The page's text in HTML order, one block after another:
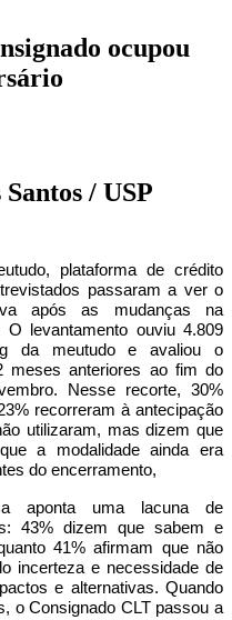
ocupou
/ USP
, plataforma de crédito
passaram a ver o
após as mudanças na
O levantamento ouviu 4.809
da meutudo e avaliou o
meses anteriores ao fim do
. Nesse recorte,30%
recorreram à antecipação
utilizaram, mas dizem que
a modalidade ainda era
do encerramento,
aponta uma lacuna de
43% dizem que sabem e
41% afirmam que não
incerteza e necessidade de
e alternativas. Quando
o Consignado CLT passou a